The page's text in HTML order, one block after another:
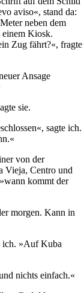
aviso«, stand da:
neben dem
einem Kiosk.
Zug fährt?«, fragte
sie.
sagte ich.
von der
Vieja, Centro und
kommt der
morgen. Kann in
ich. »Auf Kuba
nichts einfach.«